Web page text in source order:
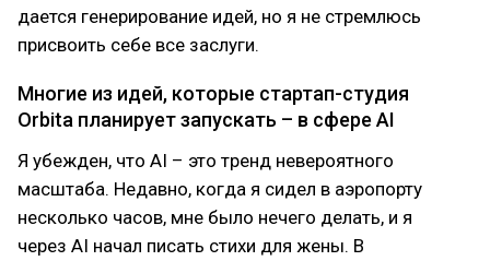
дается генерирование идей, но я не стремлюсь
присвоить себе все заслуги.
Многие из идей, которые стартап-студия
Orbita планирует запускать – в сфере AI
Я убежден, что AI – это тренд невероятного
масштаба. Недавно, когда я сидел в аэропорту
несколько часов, мне было нечего делать, и я
через AI начал писать стихи для жены. В